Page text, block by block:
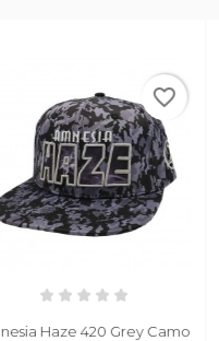
Indian First Nations Washed
favorite_border